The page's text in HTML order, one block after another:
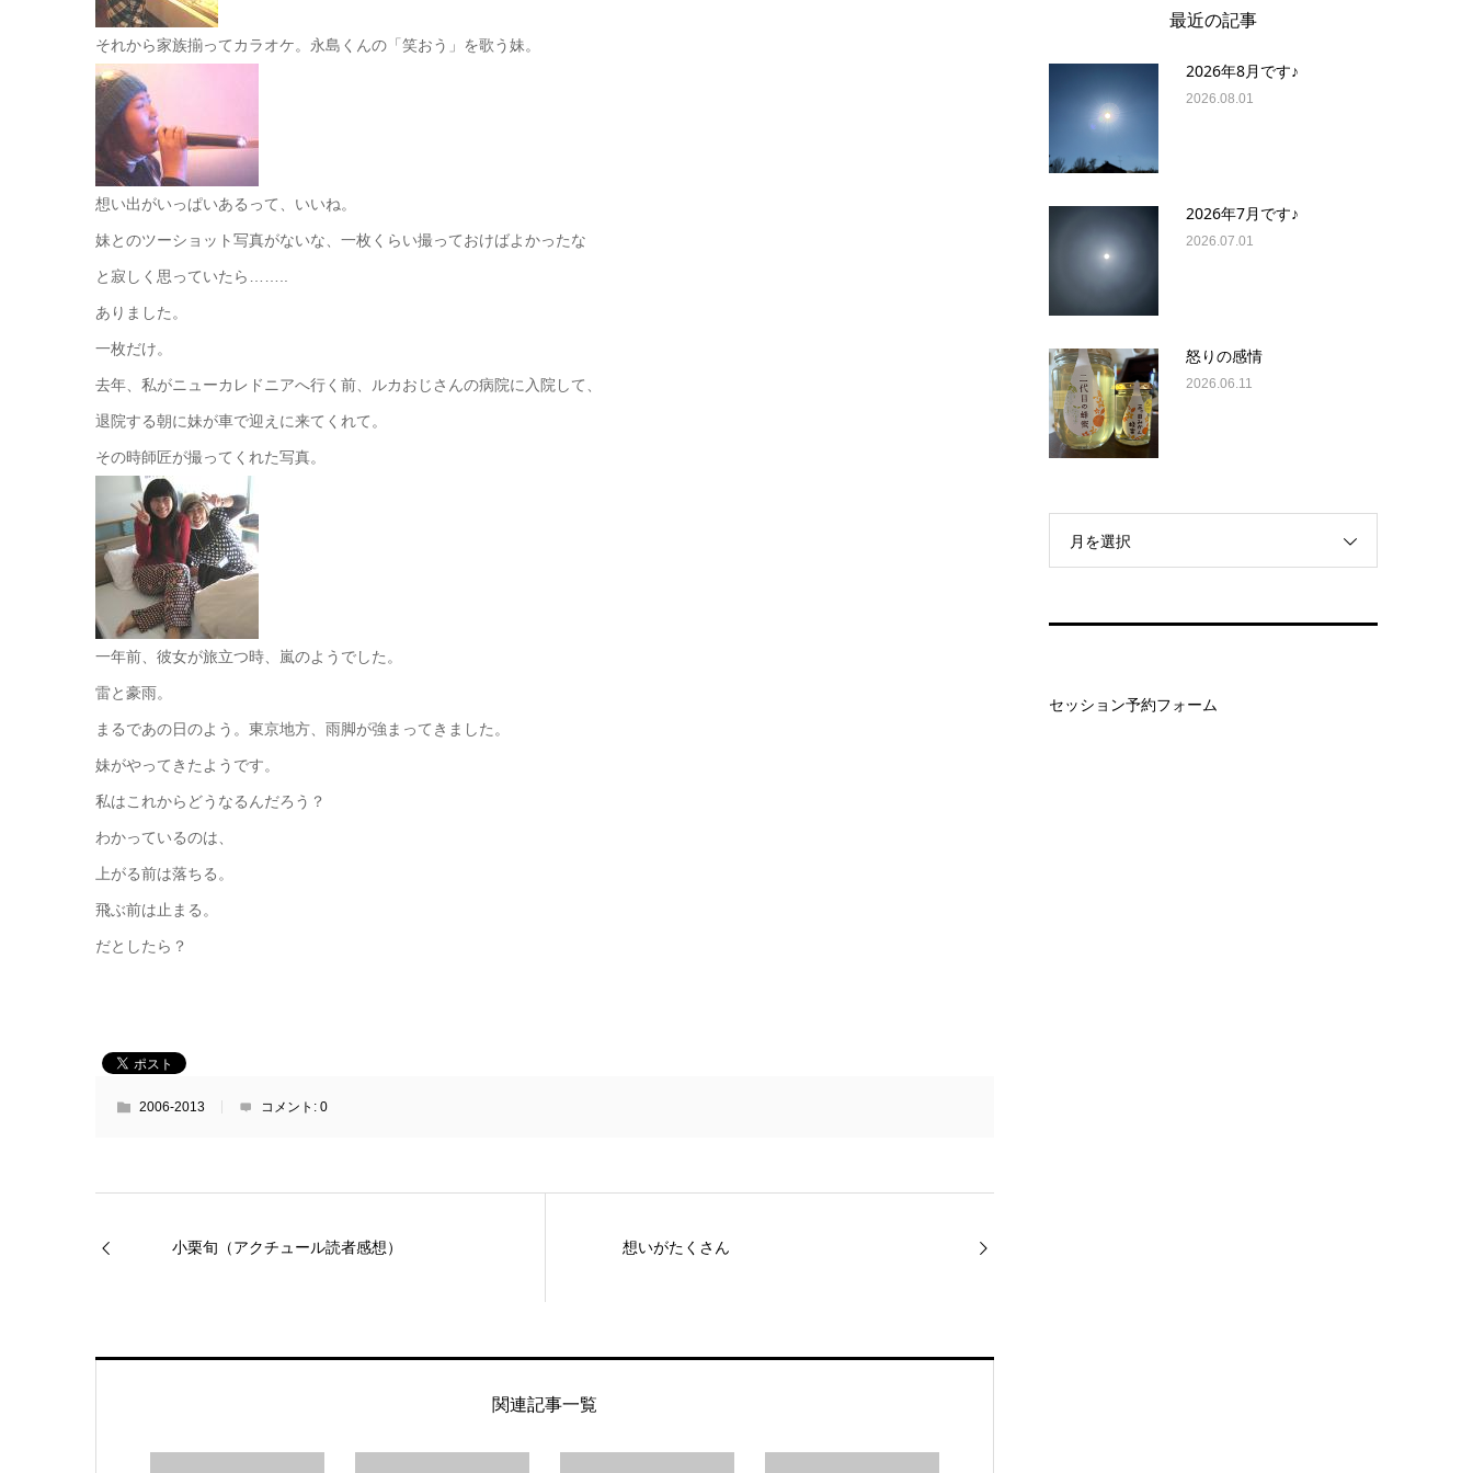
それから家族揃ってカラオケ。永島くんの「笑おう」を歌う妹。
想い出がいっぱいあるって、いいね。
妹とのツーショット写真がないな、一枚くらい撮っておけばよかったな
と寂しく思っていたら……..
ありました。
一枚だけ。
去年、私がニューカレドニアへ行く前、ルカおじさんの病院に入院して、
退院する朝に妹が車で迎えに来てくれて。
その時師匠が撮ってくれた写真。
一年前、彼女が旅立つ時、嵐のようでした。
雷と豪雨。
まるであの日のよう。東京地方、雨脚が強まってきました。
妹がやってきたようです。
私はこれからどうなるんだろう？
わかっているのは、
上がる前は落ちる。
飛ぶ前は止まる。
だとしたら？
2006-2013 コメント: 0
小栗旬（アクチュール読者感想） 想いがたくさん
関連記事一覧
最近の記事
2026年8月です♪
2026.08.01
2026年7月です♪
2026.07.01
怒りの感情
2026.06.11
月を選択
セッション予約フォーム